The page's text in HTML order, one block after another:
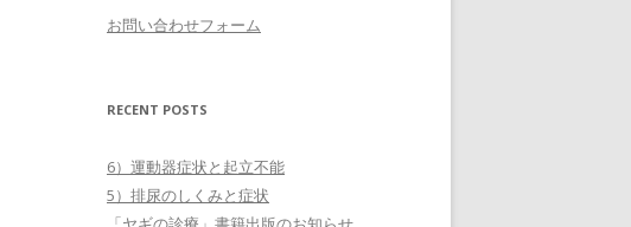
お問い合わせフォーム
RECENT POSTS
6）運動器症状と起立不能
5）排尿のしくみと症状